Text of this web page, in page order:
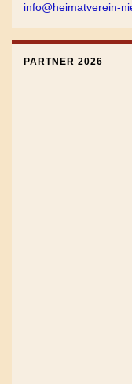
info@heimatverein-
PARTNER 2026